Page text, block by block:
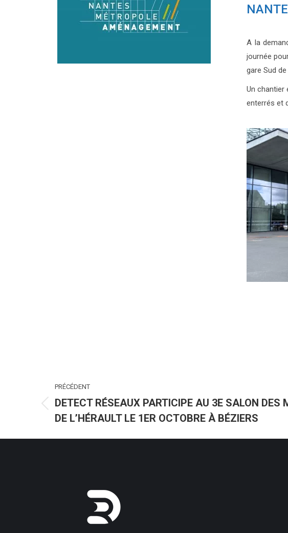
A la
journée
gare Sud
Un chantier
enterrés et
NAVIGATION
ARTICLE
PRÉCÉDENT
Article
précédent
:
DETECT RÉSEAUX PARTICIPE AU 3E SALON DES
DE L’HÉRAULT LE 1ER OCTOBRE À BÉZIERS